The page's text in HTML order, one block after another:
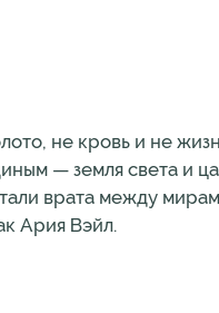
не кровь и не
— земля света и
врата между
Ария Вэйл.